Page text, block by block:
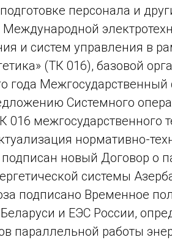
персонала и
и систем управления в
(ТК 016), базовой
года Межгосударственный
Системного
межгосударственного
нормативно-
новый Договор о
системы
подписано Временное
и ЕЭС России,
параллельной работы